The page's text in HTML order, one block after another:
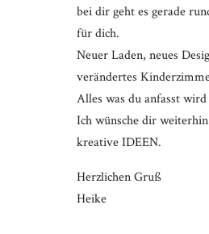
bei dir geht es gerade
für dich.
Neuer Laden, neues
verändertes
Alles was du anfasst
Ich wünsche dir
kreative IDEEN.
Herzlichen Gruß
Heike